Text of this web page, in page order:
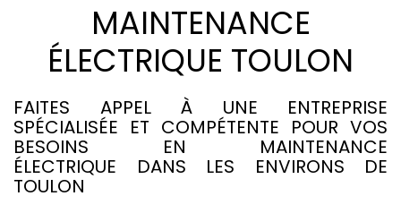
MAINTENANCE
ÉLECTRIQUE TOULON
FAITES APPEL À UNE ENTREPRISE
SPÉCIALISÉE ET COMPÉTENTE POUR VOS
BESOINS EN MAINTENANCE
ÉLECTRIQUE DANS LES ENVIRONS DE
TOULON